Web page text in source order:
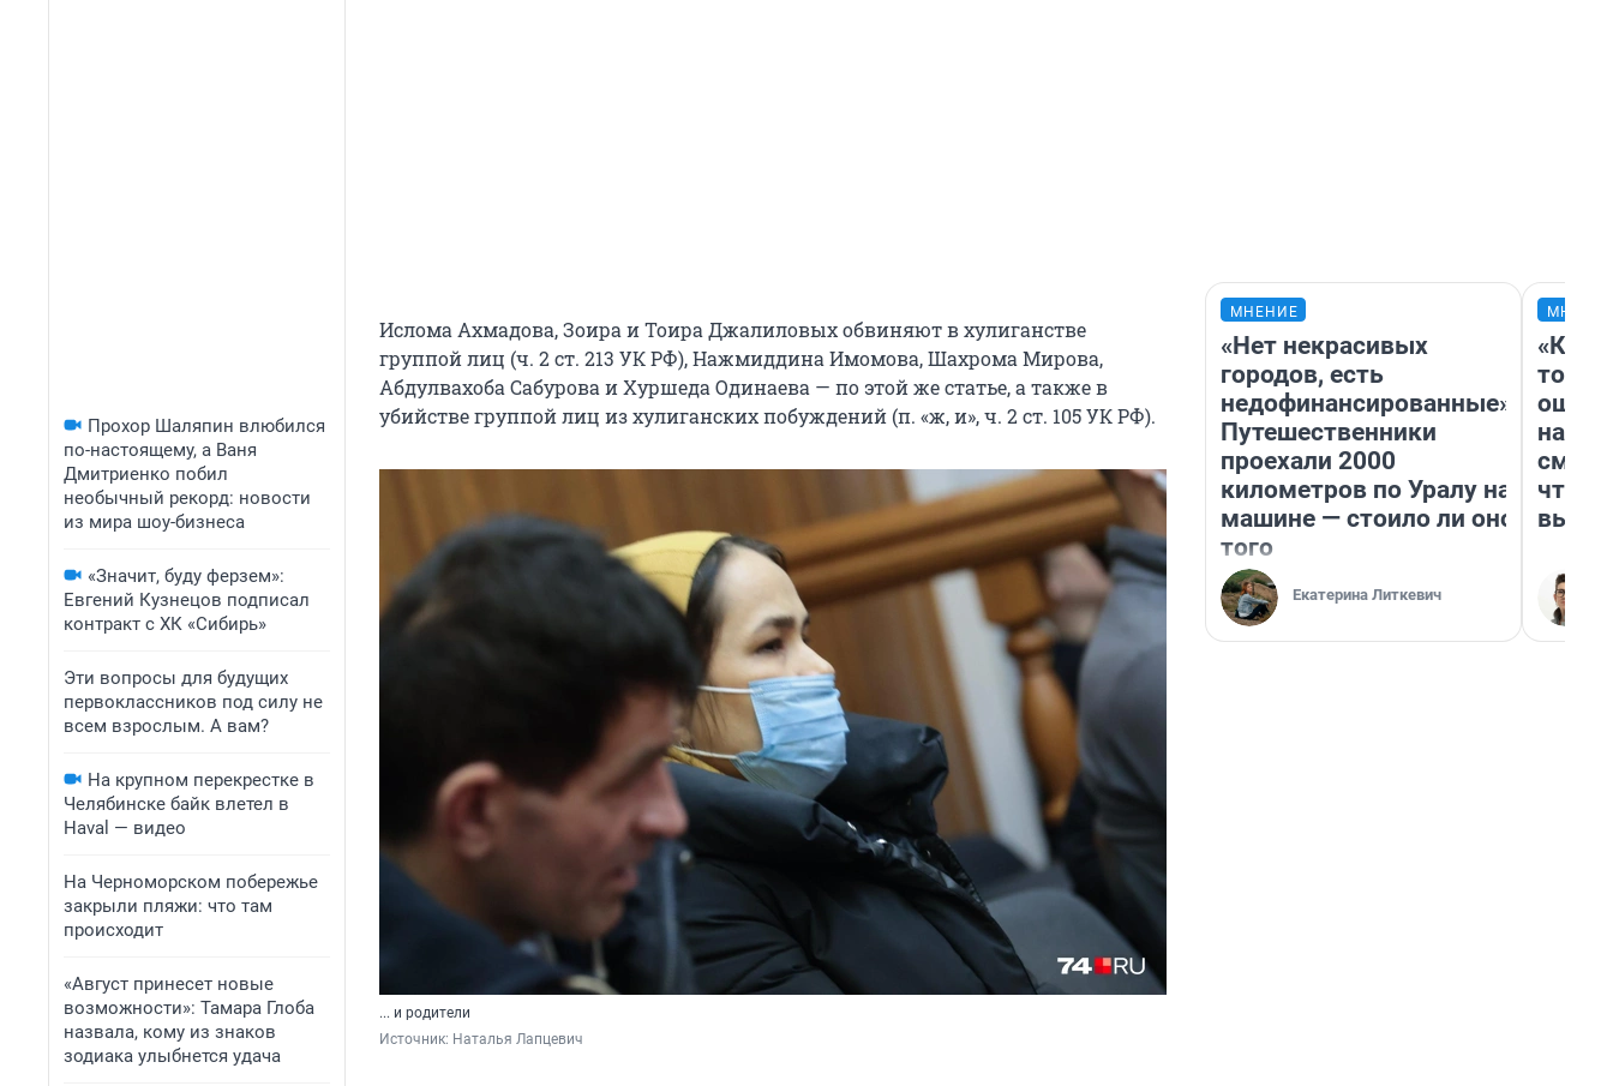
Прохор Шаляпин влюбился
по-настоящему, а Ваня
Дмитриенко побил
необычный рекорд: новости
из мира шоу-бизнеса
«Значит, буду ферзем»:
Евгений Кузнецов подписал
контракт с ХК «Сибирь»
Эти вопросы для будущих
первоклассников под силу не
всем взрослым. А вам?
На крупном перекрестке в
Челябинске байк влетел в
Haval — видео
На Черноморском побережье
закрыли пляжи: что там
происходит
«Август принесет новые
возможности»: Тамара Глоба
назвала, кому из знаков
зодиака улыбнется удача
Ислома Ахмадова, Зоира и Тоира Джалиловых обвиняют в хулиганстве
группой лиц (ч. 2 ст. 213 УК РФ), Нажмиддина Имомова, Шахрома Мирова,
Абдулвахоба Сабурова и Хуршеда Одинаева — по этой же статье, а также в
убийстве группой лиц из хулиганских побуждений (п. «ж, и», ч. 2 ст. 105 УК РФ).
... и родители
Источник: Наталья Лапцевич
МНЕНИЕ
«Нет некрасивых
городов, есть
недофинансированные».
Путешественники
проехали 2000
километров по Уралу на
машине — стоило ли оно
того
Екатерина Литкевич
то